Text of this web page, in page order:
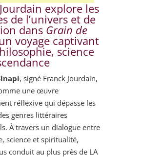
explore les
de l’univers et de
dans Grain de
voyage captivant
science
, signé Franck Jourdain,
une œuvre
réflexive qui dépasse les
genres littéraires
À travers un dialogue entre
science et spiritualité,
conduit au plus près de LA